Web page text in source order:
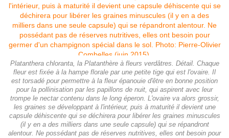
Platanthera chloranta, la Platanthère à fleurs verdâtres. Détail. Chaque
fleur est fixée à la hampe florale par une petite tige qui est l'ovaire. Il
est torsadé pour permettre à la fleur épanouie d'être en bonne position
pour la pollinisation par les papillons de nuit, qui aspirent avec leur
trompe le nectar contenu dans le long éperon. L'ovaire va alors grossir,
les graines se développant à l'intérieur, puis à maturité il devient une
capsule déhiscente qui se déchirera pour libérer les graines minuscules
(il y en a des milliers dans une seule capsule) qui se répandront
alentour. Ne possédant pas de réserves nutritives, elles ont besoin pour